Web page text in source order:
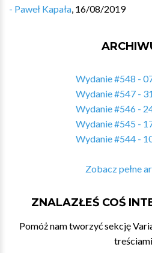
- Paweł Kapała, 16/08/2019
Wydanie #548 -
Wydanie #547 -
Wydanie #546 -
Wydanie #545 -
Wydanie #544 -
Zobacz pełne
ZNALAZŁEŚ COŚ
Pomóż nam tworzyć sekcję